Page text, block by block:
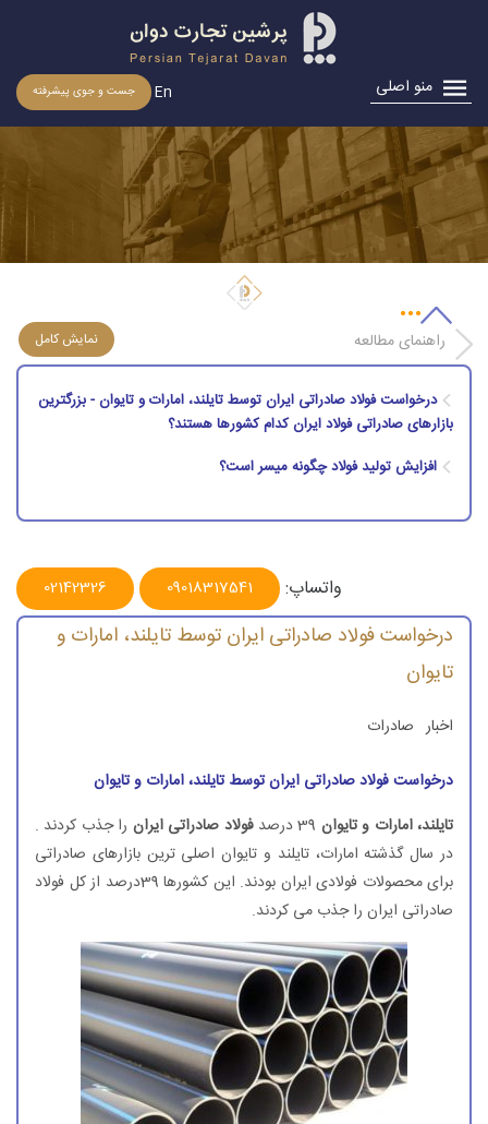
منو اصلی جست و جوی پیشرفته En
درخواست فولاد صادراتی ایران توسط تایلند، امارات و تایوان
راهنمای مطالعه
درخواست فولاد صادراتی ایران توسط تایلند، امارات و تایوان - بزرگترین
بازارهای صادراتی فولاد ایران كدام كشورها هستند؟
افزایش تولید فولاد چگونه میسر است؟
واتساپ: 09018317541
02142326
درخواست فولاد صادراتی ایران توسط تایلند، امارات و
تایوان
اخبار صادرات
درخواست فولاد صادراتی ایران توسط تایلند، امارات و تایوان
تایلند، امارات و تایوان
فولاد صادراتی ایران را جذب كردند .
در سال گذشته امارات، تایلند و تایوان اصلی ترین بازارهای صادراتی
برای محصولات فولادی ایران بودند. این كشورها 39درصد از كل فولاد
صادراتی ایران را جذب می كردند.